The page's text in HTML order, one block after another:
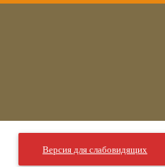
Версия для слабовидящих